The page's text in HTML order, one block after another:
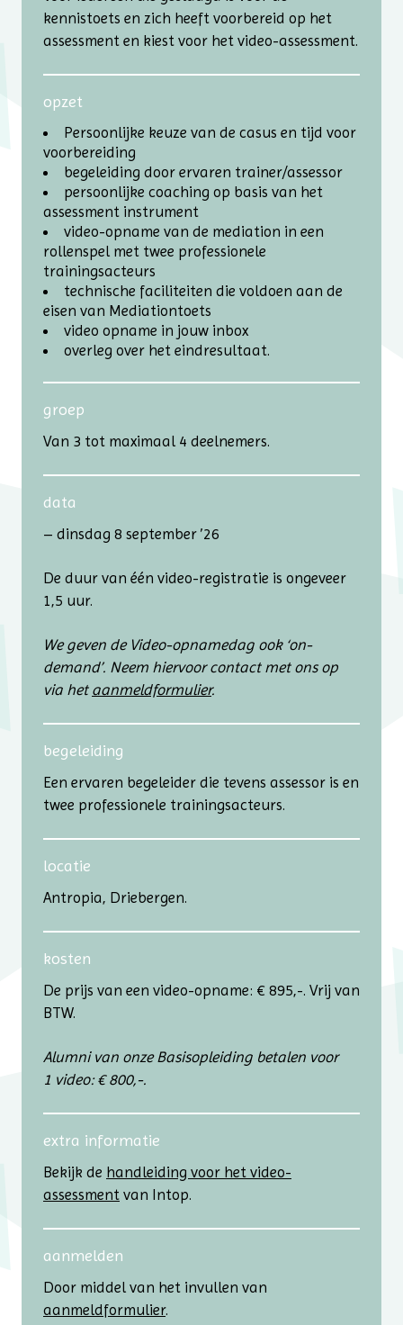
kennistoets en zich heeft voorbereid op het
assessment en kiest voor het video-assessment.
opzet
Persoonlijke keuze van de casus en tijd voor
voorbereiding
begeleiding door ervaren trainer/assessor
persoonlijke coaching op basis van het
assessment instrument
video-opname van de mediation in een
rollenspel met twee professionele
trainingsacteurs
technische faciliteiten die voldoen aan de
eisen van Mediationtoets
video opname in jouw inbox
overleg over het eindresultaat.
groep
Van 3 tot maximaal 4 deelnemers.
data
– dinsdag 8 september ’26
De duur van één video-registratie is ongeveer
1,5 uur.
We geven de Video-opnamedag ook ‘on-
demand’. Neem hiervoor contact met ons op
via het aanmeldformulier.
begeleiding
Een ervaren begeleider die tevens assessor is en
twee professionele trainingsacteurs.
locatie
Antropia, Driebergen.
kosten
De prijs van een video-opname: € 895,-. Vrij van
BTW.
Alumni van onze Basisopleiding betalen voor
1 video: € 800,-.
extra informatie
Bekijk de handleiding voor het video-
assessment van Intop.
aanmelden
Door middel van het invullen van
aanmeldformulier.